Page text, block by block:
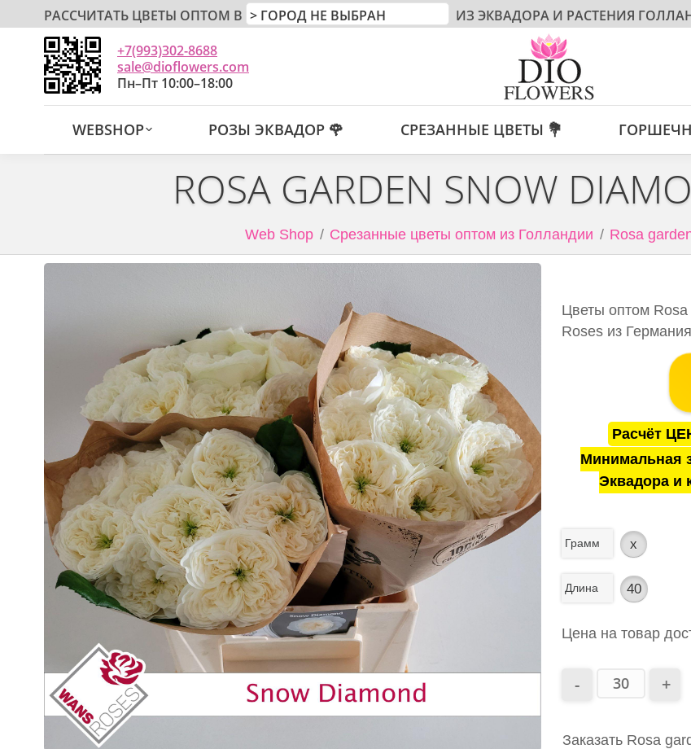
РАССЧИТАТЬ ЦВЕТЫ ОПТОМ В ИЗ ЭКВАДОРА И РАСТЕНИЯ
+7(993)302-8688
sale@dioflowers.com
Пн–Пт 10:00–18:00
WEBSHOP РОЗЫ ЭКВАДОР 🌹 СРЕЗАННЫЕ ЦВЕТЫ 💐
ROSA GARDEN SNOW
Web Shop Срезанные цветы оптом из Голландии Rosa
Цветы оптом Rosa
Roses из Германия
Расчёт
Минимальная
Эквадора и
Грамм x
Длина 40
Цена на товар
Заказать Rosa